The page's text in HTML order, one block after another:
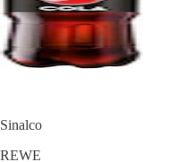
Sinalco
REWE